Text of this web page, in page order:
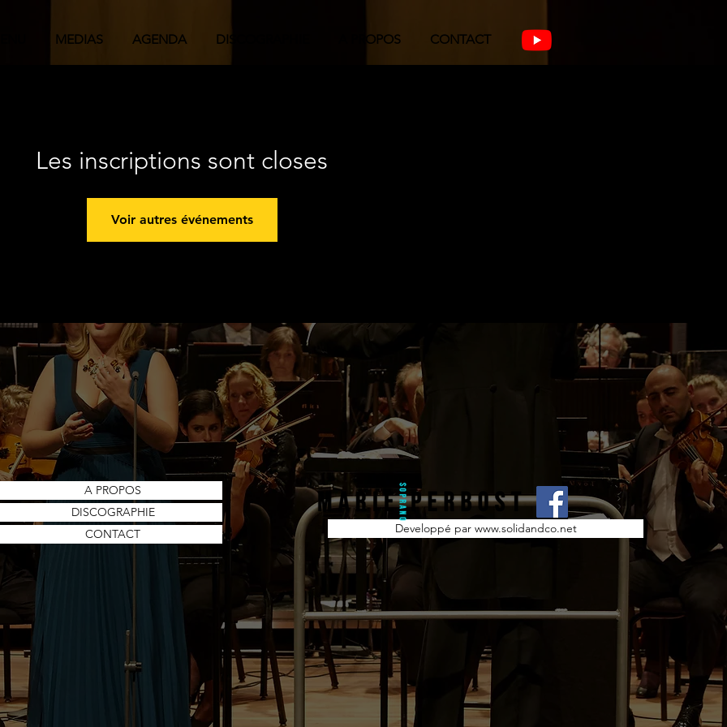
MEDIAS AGENDA DISCOGRAPHIE A PROPOS CONTACT
Les inscriptions sont closes
Voir autres événements
A PROPOS
DISCOGRAPHIE
CONTACT
Developpé par www.solidandco.net